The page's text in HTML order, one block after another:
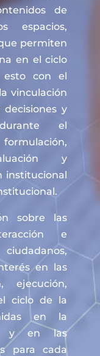
de
espacios,
permiten
en el ciclo
esto con el
vinculación
y
el
y
institucional
sobre las
e
en las
ejecución,
ciclo de la
en la
y en las
para cada